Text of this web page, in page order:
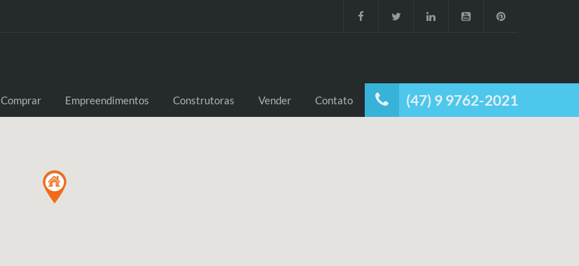
(47) 9 9762-2021
Comprar Empreendimentos Construtoras Vender Contato